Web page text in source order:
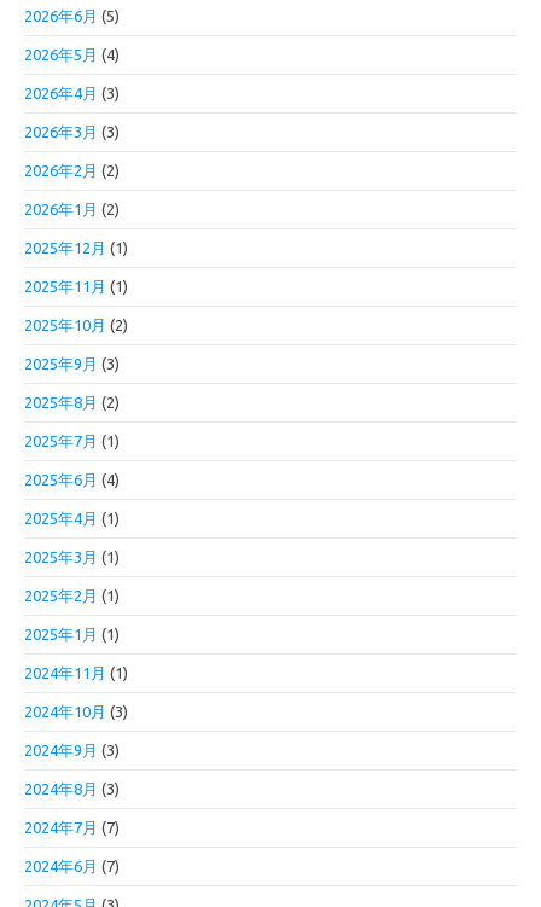
2026年6月 (5)
2026年5月 (4)
2026年4月 (3)
2026年3月 (3)
2026年2月 (2)
2026年1月 (2)
2025年12月 (1)
2025年11月 (1)
2025年10月 (2)
2025年9月 (3)
2025年8月 (2)
2025年7月 (1)
2025年6月 (4)
2025年4月 (1)
2025年3月 (1)
2025年2月 (1)
2025年1月 (1)
2024年11月 (1)
2024年10月 (3)
2024年9月 (3)
2024年8月 (3)
2024年7月 (7)
2024年6月 (7)